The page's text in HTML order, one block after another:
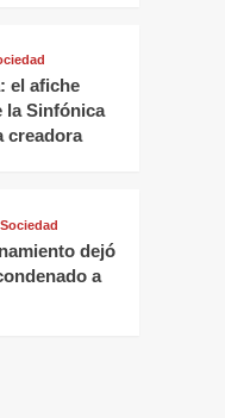
el afiche
la Sinfónica
creadora
Sociedad
dejó
a